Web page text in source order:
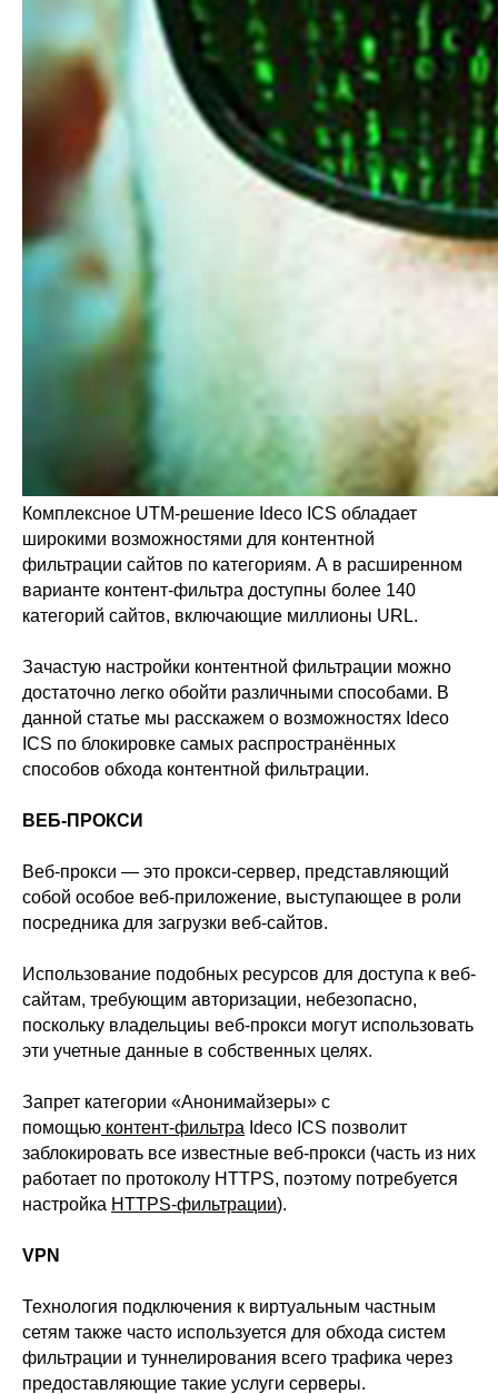
Комплексное UTM-решение Ideco ICS обладает
широкими возможностями для контентной
фильтрации сайтов по категориям. А в расширенном
варианте контент-фильтра доступны более 140
категорий сайтов, включающие миллионы URL.
Зачастую настройки контентной фильтрации можно
достаточно легко обойти различными способами. В
данной статье мы расскажем о возможностях Ideco
ICS по блокировке самых распространённых
способов обхода контентной фильтрации.
ВЕБ-ПРОКСИ
Веб-прокси — это прокси-сервер, представляющий
собой особое веб-приложение, выступающее в роли
посредника для загрузки веб-сайтов.
Использование подобных ресурсов для доступа к веб-
сайтам, требующим авторизации, небезопасно,
поскольку владельциы веб-прокси могут использовать
эти учетные данные в собственных целях.
Запрет категории «Анонимайзеры» с
помощью контент-фильтра Ideco ICS позволит
заблокировать все известные веб-прокси (часть из них
работает по протоколу HTTPS, поэтому потребуется
настройка HTTPS-фильтрации).
VPN
Технология подключения к виртуальным частным
сетям также часто используется для обхода систем
фильтрации и туннелирования всего трафика через
предоставляющие такие услуги серверы.